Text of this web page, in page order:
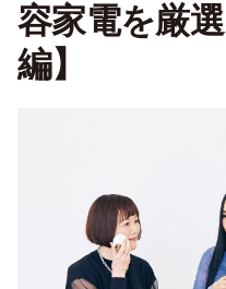
容家電を厳
編】